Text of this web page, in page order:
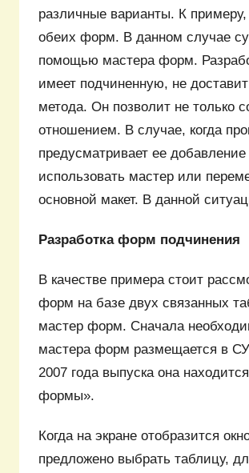
различные варианты. К
обеих форм. В данном случае
помощью мастера форм.
имеет подчиненную, не
метода. Он позволит не только
отношением. В случае, когда
предусматривает ее
использовать мастер или
основной макет. В данной
Разработка форм подчинения
В качестве примера стоит
форм на базе двух связанных
мастер форм. Сначала
мастера форм размещается в
2007 года выпуска она
формы».
Когда на экране отобразится
предложено выбрать таблицу,